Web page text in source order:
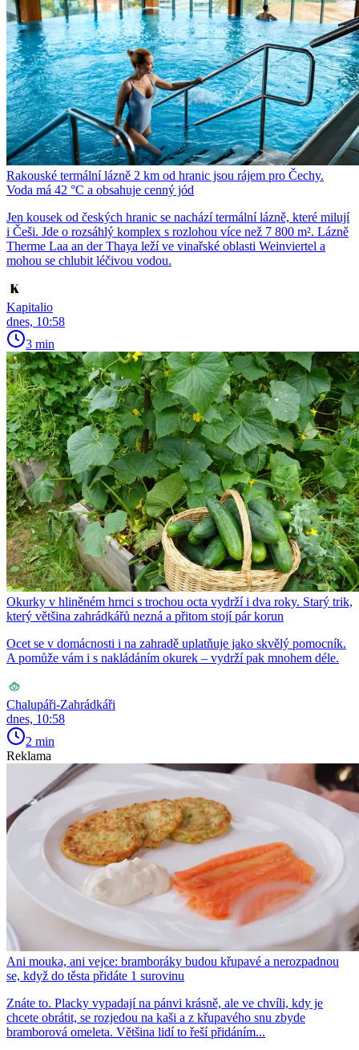
Rakouské termální lázně 2 km od hranic jsou rájem pro Čechy.
Voda má 42 °C a obsahuje cenný jód
Jen kousek od českých hranic se nachází termální lázně, které milují
i Češi. Jde o rozsáhlý komplex s rozlohou více než 7 800 m². Lázně
Therme Laa an der Thaya leží ve vinařské oblasti Weinviertel a
mohou se chlubit léčivou vodou.
Kapitalio
dnes, 10:58
3 min
Okurky v hliněném hrnci s trochou octa vydrží i dva roky. Starý trik,
který většina zahrádkářů nezná a přitom stojí pár korun
Ocet se v domácnosti i na zahradě uplatňuje jako skvělý pomocník.
A pomůže vám i s nakládáním okurek – vydrží pak mnohem déle.
Chalupáři-Zahrádkáři
dnes, 10:58
2 min
Reklama
Ani mouka, ani vejce: bramboráky budou křupavé a nerozpadnou
se, když do těsta přidáte 1 surovinu
Znáte to. Placky vypadají na pánvi krásně, ale ve chvíli, kdy je
chcete obrátit, se rozjedou na kaši a z křupavého snu zbyde
bramborová omeleta. Většina lidí to řeší přidáním...